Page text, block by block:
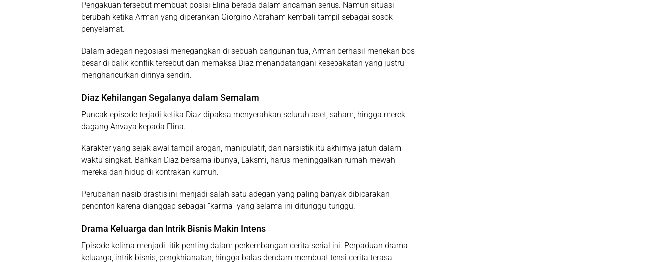
Pengakuan tersebut membuat posisi Elina berada dalam ancaman serius. Namun situasi
berubah ketika Arman yang diperankan Giorgino Abraham kembali tampil sebagai sosok
penyelamat.
Dalam adegan negosiasi menegangkan di sebuah bangunan tua, Arman berhasil menekan bos
besar di balik konflik tersebut dan memaksa Diaz menandatangani kesepakatan yang justru
menghancurkan dirinya sendiri.
Diaz Kehilangan Segalanya dalam Semalam
Puncak episode terjadi ketika Diaz dipaksa menyerahkan seluruh aset, saham, hingga merek
dagang Anvaya kepada Elina.
Karakter yang sejak awal tampil arogan, manipulatif, dan narsistik itu akhirnya jatuh dalam
waktu singkat. Bahkan Diaz bersama ibunya, Laksmi, harus meninggalkan rumah mewah
mereka dan hidup di kontrakan kumuh.
Perubahan nasib drastis ini menjadi salah satu adegan yang paling banyak dibicarakan
penonton karena dianggap sebagai “karma” yang selama ini ditunggu-tunggu.
Drama Keluarga dan Intrik Bisnis Makin Intens
Episode kelima menjadi titik penting dalam perkembangan cerita serial ini. Perpaduan drama
keluarga, intrik bisnis, pengkhianatan, hingga balas dendam membuat tensi cerita terasa